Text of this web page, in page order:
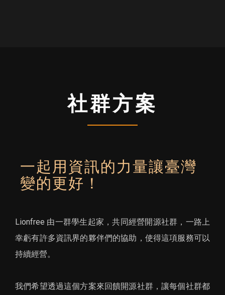
社群方案
一起用資訊的力量讓臺灣
變的更好！
Lionfree 由一群學生起家，共同經營開源社群，一路上
幸虧有許多資訊界的夥伴們的協助，使得這項服務可以
持續經營。
我們希望透過這個方案來回饋開源社群，讓每個社群都